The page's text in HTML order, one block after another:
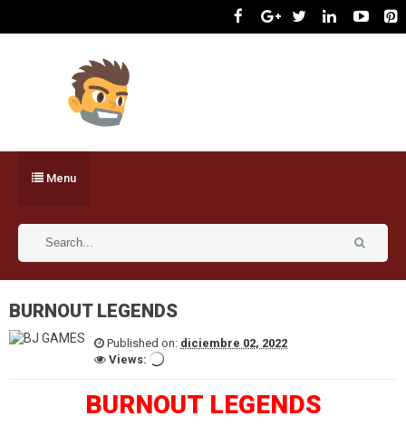
Menu
BURNOUT LEGENDS
Published on: diciembre 02, 2022
Views:
BURNOUT LEGENDS